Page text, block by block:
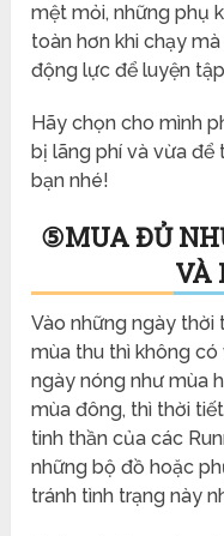
mệt mỏi, những phụ
toàn hơn khi chạy
động lực để luyện
Hãy chọn cho mình
bị lãng phí và vừa
bạn nhé!
⑤MUA ĐỦ
VÀ
Vào những ngày thời
mùa thu thì không có
ngày nóng như mùa
mùa đông, thì thời
tinh thần của các
những bộ đồ hoặc
tránh tình trạng này